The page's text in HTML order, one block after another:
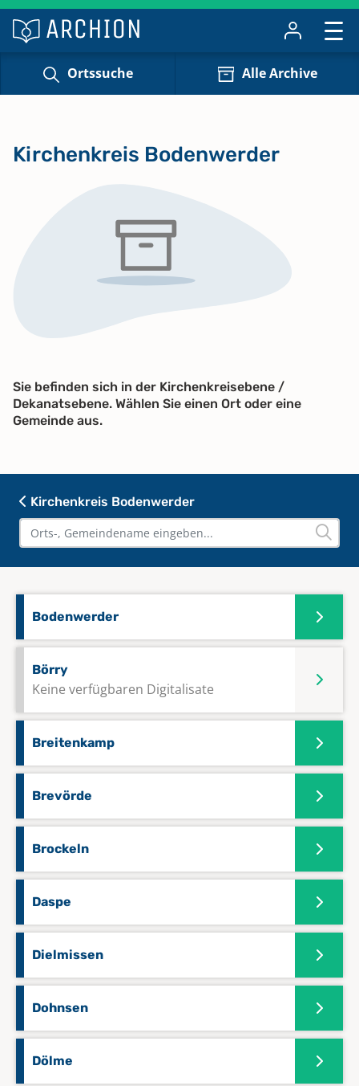
Ortssuche Alle Archive
Kirchenkreis Bodenwerder
Bodenwerder
Börry
Keine verfügbaren Digitalisate
Breitenkamp
Brevörde
Brockeln
Daspe
Dielmissen
Dohnsen
Dölme
Kirchenkreis Bodenwerder
Sie befinden sich in der Kirchenkreisebene /
Dekanatsebene. Wählen Sie einen Ort oder eine
Gemeinde aus.